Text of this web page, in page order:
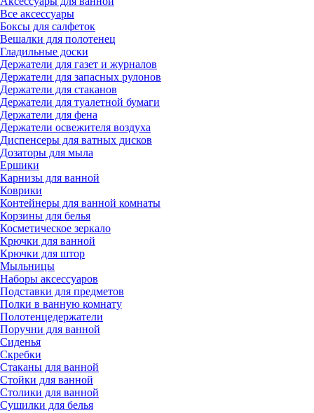
Все аксессуары
Боксы для салфеток
Вешалки для полотенец
Гладильные доски
Держатели для газет и журналов
Держатели для запасных рулонов
Держатели для стаканов
Держатели для туалетной бумаги
Держатели для фена
Держатели освежителя воздуха
Диспенсеры для ватных дисков
Дозаторы для мыла
Ершики
Карнизы для ванной
Коврики
Контейнеры для ванной комнаты
Корзины для белья
Косметическое зеркало
Крючки для ванной
Крючки для штор
Мыльницы
Наборы аксессуаров
Подставки для предметов
Полки в ванную комнату
Полотенцедержатели
Поручни для ванной
Сиденья
Скребки
Стаканы для ванной
Стойки для ванной
Столики для ванной
Сушилки для белья